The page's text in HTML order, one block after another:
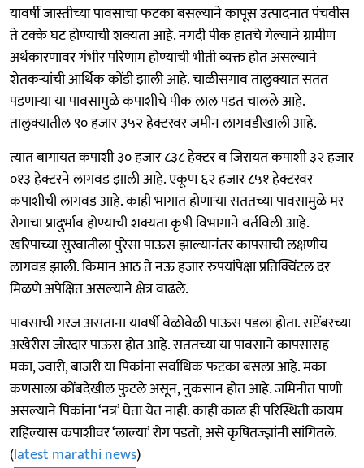
यावर्षी जास्तीच्या पावसाचा फटका बसल्याने कापूस उत्पादनात पंचवीस
ते टक्के घट होण्याची शक्यता आहे. नगदी पीक हातचे गेल्याने ग्रामीण
अर्थकारणावर गंभीर परिणाम होण्याची भीती व्यक्त होत असल्याने
शेतकऱ्यांची आर्थिक कोंडी झाली आहे. चाळीसगाव तालुक्यात सतत
पडणाऱ्या या पावसामुळे कपाशीचे पीक लाल पडत चालले आहे.
तालुक्यातील ९० हजार ३५२ हेक्टरवर जमीन लागवडीखाली आहे.
त्यात बागायत कपाशी ३० हजार ८३८ हेक्टर व जिरायत कपाशी ३२ हजार
०१३ हेक्टरने लागवड झाली आहे. एकूण ६२ हजार ८५१ हेक्टरवर
कपाशीची लागवड आहे. काही भागात होणाऱ्या सततच्या पावसामुळे मर
रोगाचा प्रादुर्भाव होण्याची शक्यता कृषी विभागाने वर्तविली आहे.
खरिपाच्या सुरवातीला पुरेसा पाऊस झाल्यानंतर कापसाची लक्षणीय
लागवड झाली. किमान आठ ते नऊ हजार रुपयांपेक्षा प्रतिक्विंटल दर
मिळणे अपेक्षित असल्याने क्षेत्र वाढले.
पावसाची गरज असताना यावर्षी वेळोवेळी पाऊस पडला होता. सप्टेंबरच्या
अखेरीस जोरदार पाऊस होत आहे. सततच्या या पावसाने कापसासह
मका, ज्वारी, बाजरी या पिकांना सर्वाधिक फटका बसला आहे. मका
कणसाला कोंबदेखील फुटले असून, नुकसान होत आहे. जमिनीत पाणी
असल्याने पिकांना ‘नत्र’ घेता येत नाही. काही काळ ही परिस्थिती कायम
राहिल्यास कपाशीवर ‘लाल्या’ रोग पडतो, असे कृषितज्ज्ञांनी सांगितले.
(latest marathi news)